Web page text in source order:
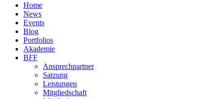
Home
News
Events
Blog
Portfolios
Akademie
BFF
Ansprechpartner
Satzung
Leistungen
Mitgliedschaft